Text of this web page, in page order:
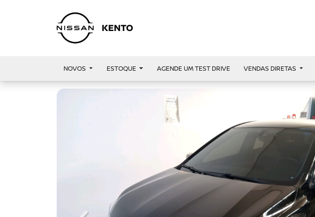
NOVOS ESTOQUE AGENDE UM TEST DRIVE VENDAS DIRETAS